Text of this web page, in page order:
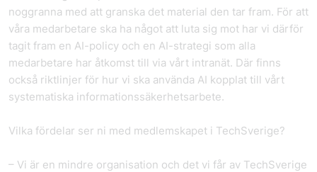
noggranna med att granska det material den tar fram. För att
våra medarbetare ska ha något att luta sig mot har vi därför
tagit fram en AI-policy och en AI-strategi som alla
medarbetare har åtkomst till via vårt intranät. Där finns
också riktlinjer för hur vi ska använda AI kopplat till vårt
systematiska informationssäkerhetsarbete.
Vilka fördelar ser ni med medlemskapet i TechSverige?
– Vi är en mindre organisation och det vi får av TechSverige